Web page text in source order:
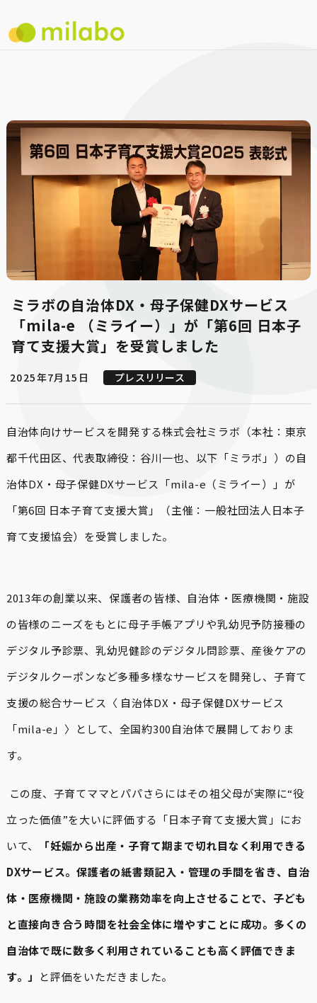
ミラボの自治体DX・母子保健DXサービス
「mila-e （ミライー）」が「第6回 日本子
2025年7月15日 プレスリリース
自治体向けサービスを開発する株式会社ミラボ（本社：東京
都千代田区、代表取締役：谷川一也、以下「ミラボ」）の自
治体DX・母子保健DXサービス「mila-e（ミライー）」が
「第6回 日本子育て支援大賞」（主催：一般社団法人日本子
育て支援協会）を受賞しました。
2013年の創業以来、保護者の皆様、自治体・医療機関・施設
の皆様のニーズをもとに母子手帳アプリや乳幼児予防接種の
デジタル予診票、乳幼児健診のデジタル問診票、産後ケアの
デジタルクーポンなど多種多様なサービスを開発し、子育て
支援の総合サービス〈 自治体DX・母子保健DXサービス
「mila-e」〉として、全国約300自治体で展開しておりま
す。
この度、子育てママとパパさらにはその祖父母が実際に“役
立った価値”を大いに評価する「日本子育て支援大賞」にお
いて、
「妊娠から出産・子育て期まで切れ目なく利用できる
DXサービス。保護者の紙書類記入・管理の手間を省き、自治
体・医療機関・施設の業務効率を向上させることで、子ども
と直接向き合う時間を社会全体に増やすことに成功。多くの
自治体で既に数多く利用されていることも高く評価できま
す。」
と評価をいただきました。